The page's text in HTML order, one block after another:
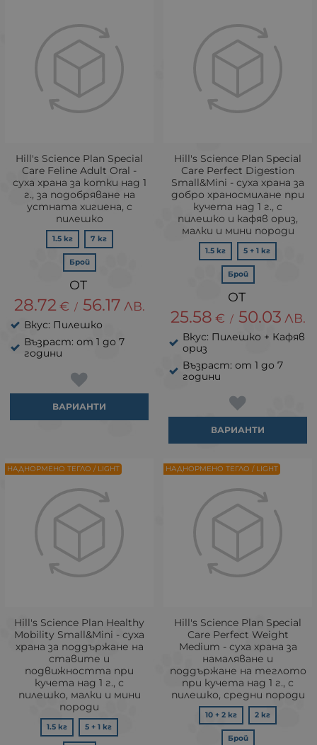
Hill's Science Plan Special
Care Feline Adult Oral -
суха храна за котки над 1
г., за подобряване на
устната хигиена, с
пилешко
1.5 кг 7 кг
Брой
28.72 € / 56.17 ЛВ.
Вкус: Пилешко
Възраст: от 1 до 7
години
ВАРИАНТИ
Hill's Science Plan Special
Care Perfect Digestion
Small&Mini - суха храна за
добро храносмилане при
кучета над 1 г., с
пилешко и кафяв ориз,
малки и мини породи
1.5 кг 5 + 1 кг
Брой
25.58 € / 50.03 ЛВ.
Вкус: Пилешко + Кафяв
ориз
Възраст: от 1 до 7
години
ВАРИАНТИ
Hill's Science Plan Healthy
Mobility Small&Mini - суха
храна за поддържане на
ставите и
подвижността при
кучета над 1 г., с
пилешко, малки и мини
породи
1.5 кг 5 + 1 кг
НАДНОРМЕНО ТЕГЛО / LIGHT
Hill's Science Plan Special
Care Perfect Weight
Medium - суха храна за
намаляване и
поддържане на теглото
при кучета над 1 г., с
пилешко, средни породи
10 + 2 кг 2 кг
Брой
НАДНОРМЕНО ТЕГЛО / LIGHT